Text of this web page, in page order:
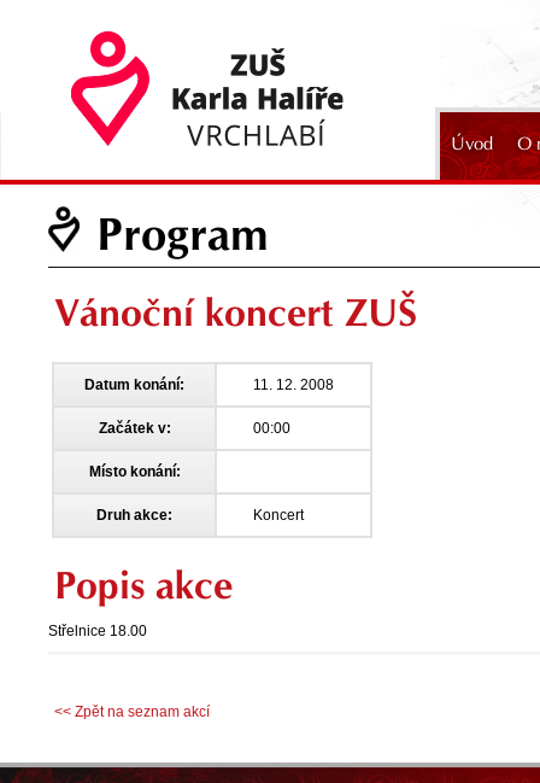
Úvod O
Program
Vánoční koncert ZUŠ
Datum konání: 11. 12. 2008
Začátek v: 00:00
Místo konání:
Druh akce: Koncert
Popis akce
Střelnice 18.00
<< Zpět na seznam akcí